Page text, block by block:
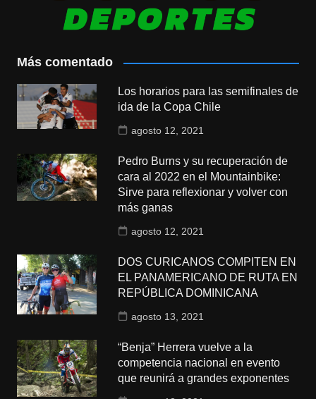
Más comentado
Los horarios para las semifinales de
ida de la Copa Chile
agosto 12, 2021
Pedro Burns y su recuperación de
cara al 2022 en el Mountainbike:
Sirve para reflexionar y volver con
más ganas
agosto 12, 2021
DOS CURICANOS COMPITEN EN
EL PANAMERICANO DE RUTA EN
REPÚBLICA DOMINICANA
agosto 13, 2021
“Benja” Herrera vuelve a la
competencia nacional en evento
que reunirá a grandes exponentes